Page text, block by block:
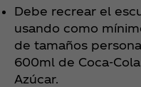
Debe recrear el
usando como
de tamaños
600ml de
Azúcar.